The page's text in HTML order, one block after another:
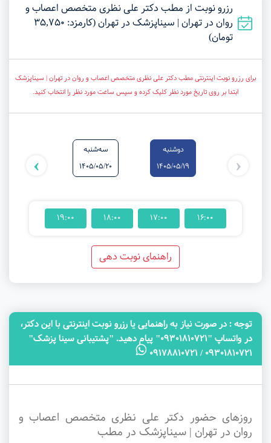
رزرو نوبت از مطب دکتر علی نظری متخصص اعصاب و
روان در تهران | سیناپزشک در تهران (کارمزد: 35,750
تومان)
برای رزرو نوبت اینترنتی مطب دکتر علی نظری متخصص اعصاب و روان در تهران | سیناپزشک
ابتدا بر روی تاریخ مورد نظر کلیک کرده و سپس ساعت مورد نظر را انتخاب کنید.
دوشنبه
1405/05/19
سه‌شنبه
1405/05/20
1405/05/24
‹
›
16:00
17:00
18:00
19:00
راهنمای نوبت دهی
توجه‌ : در صورت نیاز به راهنمایی یا رزرو نوبت اینترنتی با این دکتر،
در واتساپ "09301810721" پیام دهید. "پشتیبانی سینا پزشک"
09301810721 / 09178810721
روزهای حضور دکتر علی نظری متخصص اعصاب و
روان در تهران | سیناپزشک در مطب